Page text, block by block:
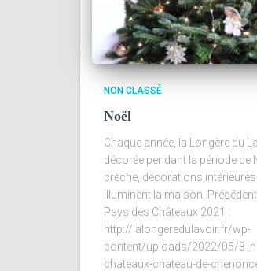
NON CLASSÉ
Noël
Chaque année, la Longère du
décorée pendant la période de
crèche, décorations intérieures
illuminent la maison.
Pays des Châteaux 2021 :
http://lalongeredulavoir.fr/wp-
content/uploads/2022/05/
chateaux-chateau-de-